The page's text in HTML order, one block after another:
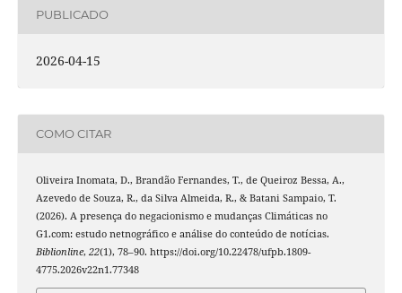
PUBLICADO
2026-04-15
COMO CITAR
Oliveira Inomata, D., Brandão Fernandes, T., de Queiroz Bessa, A.,
Azevedo de Souza, R., da Silva Almeida, R., & Batani Sampaio, T.
(2026). A presença do negacionismo e mudanças Climáticas no
G1.com: estudo netnográfico e análise do conteúdo de notícias.
Biblionline, 22(1), 78–90. https://doi.org/10.22478/ufpb.1809-
4775.2026v22n1.77348